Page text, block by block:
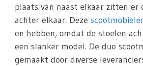
plaats van naast elkaar zitten er
achter elkaar. Deze
en hebben, omdat de stoelen
een slanker model. De duo
gemaakt door diverse